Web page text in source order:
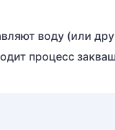
воду (или
процесс